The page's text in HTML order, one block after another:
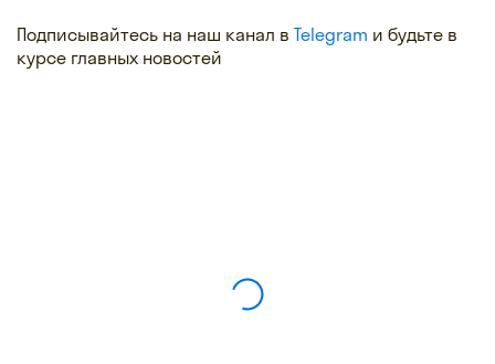
Подписывайтесь на наш канал в Telegram и будьте в
курсе главных новостей